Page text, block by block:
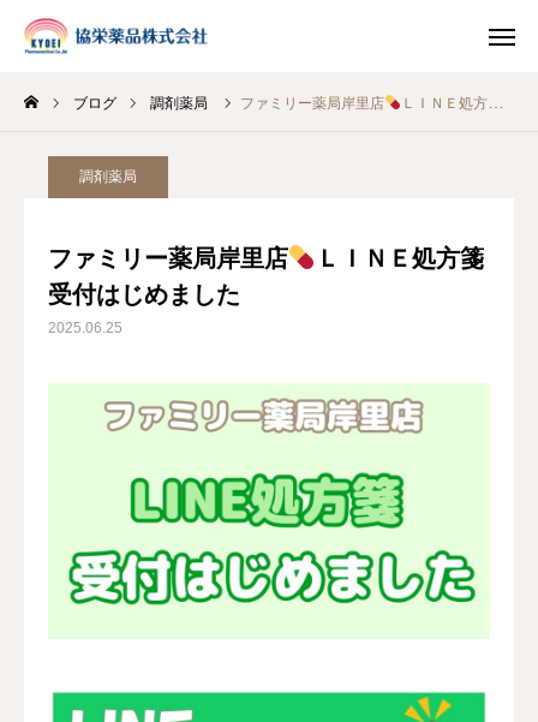
ブログ 調剤薬局 ファミリー薬局岸里店 ＬＩＮＥ処方箋受付はじめました
調剤薬局
ファミリー薬局岸里店
ＬＩＮＥ処方箋
受付はじめました
2025.06.25
INSTAGRAM
HOME
採用情報
お問い合わせ